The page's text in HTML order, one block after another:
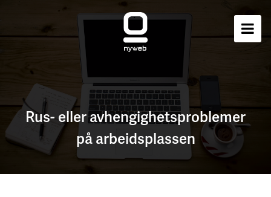
Rus- eller avhengighetsproblemer
på arbeidsplassen